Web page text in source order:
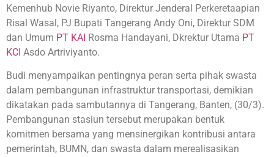
Kemenhub Novie Riyanto, Direktur Jenderal Perkeretaapian
Risal Wasal, PJ Bupati Tangerang Andy Oni, Direktur SDM
dan Umum PT KAI Rosma Handayani, Dkrektur Utama PT
KCI Asdo Artriviyanto.
Budi menyampaikan pentingnya peran serta pihak swasta
dalam pembangunan infrastruktur transportasi, demikian
dikatakan pada sambutannya di Tangerang, Banten, (30/3).
Pembangunan stasiun tersebut merupakan bentuk
komitmen bersama yang mensinergikan kontribusi antara
pemerintah, BUMN, dan swasta dalam merealisasikan